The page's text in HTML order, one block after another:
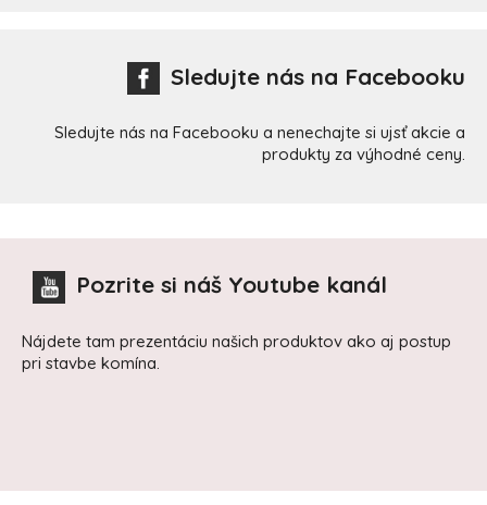
Sledujte nás na Facebooku
Sledujte nás na Facebooku a nenechajte si ujsť akcie a
produkty za výhodné ceny.
Pozrite si náš Youtube kanál
Nájdete tam prezentáciu našich produktov ako aj postup
pri stavbe komína.